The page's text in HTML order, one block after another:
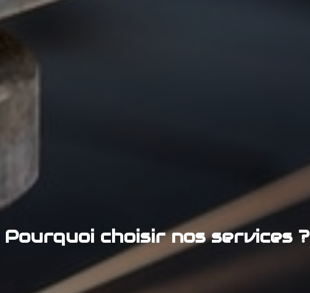
Pourquoi choisir nos services ?